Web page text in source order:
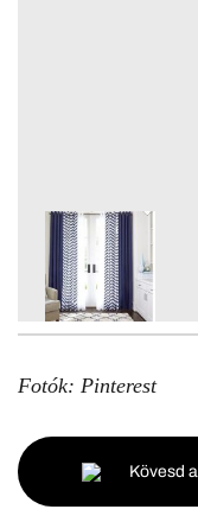
Fotók: Pinterest
Kövesd a